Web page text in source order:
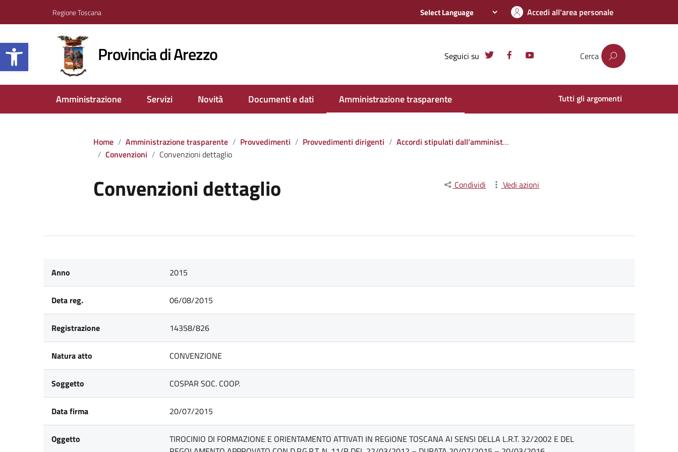
Apri la barra degli strumenti
Regione Toscana Accedi all'area personale
Provincia di Arezzo Seguici su Cerca
Amministrazione Servizi Novità Documenti e dati Amministrazione trasparente Tutti gli argomenti
Home Amministrazione trasparente Provvedimenti Provvedimenti dirigenti
Accordi stipulati dall‘amministrazione con soggetti privati o con altre amministrazioni pubbliche
Convenzioni
Convenzioni dettaglio
Convenzioni dettaglio Condividi Vedi azioni
Anno 2015
Deta reg. 06/08/2015
Registrazione 14358/826
Natura atto CONVENZIONE
Soggetto COSPAR SOC. COOP.
Data firma 20/07/2015
Oggetto
TIROCINIO DI FORMAZIONE E ORIENTAMENTO ATTIVATI IN REGIONE TOSCANA AI SENSI DELLA L.R.T. 32/2002 E DEL